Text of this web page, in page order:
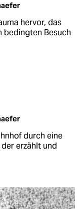
hervor, das
bedingten Besuch
durch eine
erzählt und